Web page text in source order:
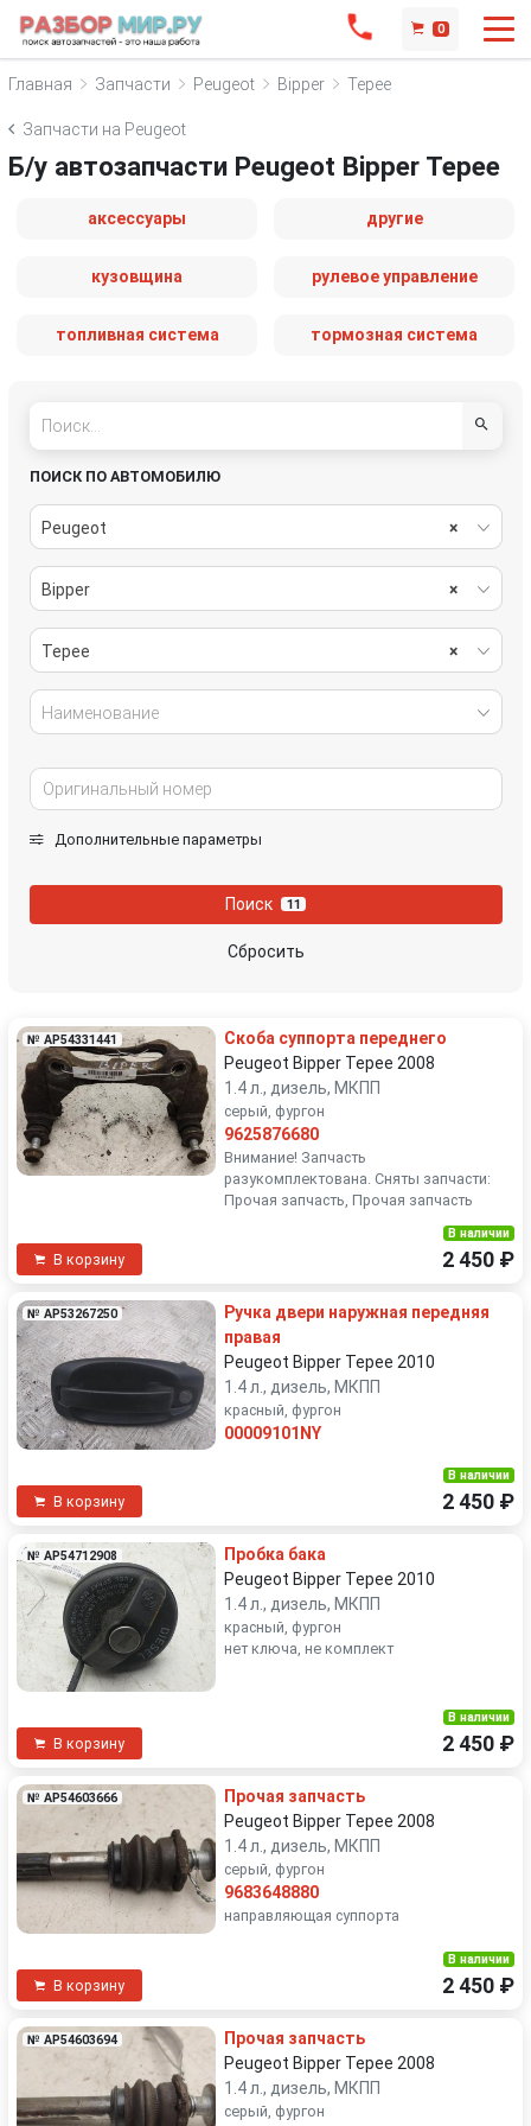
0
Главная Запчасти Peugeot Bipper Tepee
Запчасти на Peugeot
Б/у автозапчасти Peugeot Bipper Tepee
аксессуары другие
кузовщина рулевое управление
топливная система тормозная система
ПОИСК ПО АВТОМОБИЛЮ
×
Peugeot
×
Bipper
×
Tepee
Наименование
Дополнительные параметры
Поиск 11
Сбросить
№ AP54331441
Скоба суппорта переднего
Peugeot Bipper Tepee 2008
1.4 л., дизель, МКПП
серый, фургон
9625876680
Внимание! Запчасть
разукомплектована. Сняты запчасти:
Прочая запчасть, Прочая запчасть
В корзину
В наличии
2 450 ₽
№ AP53267250
Ручка двери наружная передняя
правая
Peugeot Bipper Tepee 2010
1.4 л., дизель, МКПП
красный, фургон
00009101NY
В корзину
В наличии
2 450 ₽
№ AP54712908
Пробка бака
Peugeot Bipper Tepee 2010
1.4 л., дизель, МКПП
красный, фургон
нет ключа, не комплект
В корзину
В наличии
2 450 ₽
№ AP54603666
Прочая запчасть
Peugeot Bipper Tepee 2008
1.4 л., дизель, МКПП
серый, фургон
9683648880
направляющая суппорта
В корзину
В наличии
2 450 ₽
№ AP54603694
Прочая запчасть
Peugeot Bipper Tepee 2008
1.4 л., дизель, МКПП
серый, фургон